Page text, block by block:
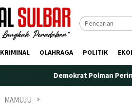
KRIMINAL OLAHRAGA POLITIK
Demokrat Polman Peringati HUT ke-
MAMUJU